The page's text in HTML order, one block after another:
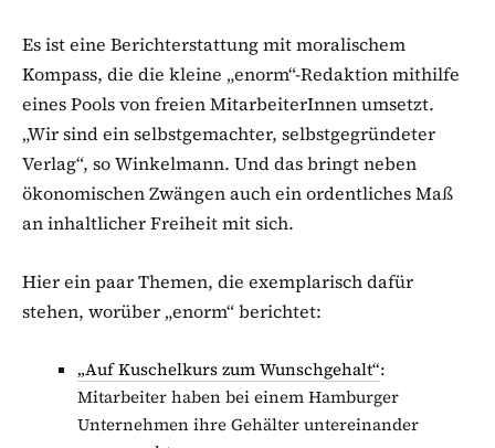
Es ist eine Berichterstattung mit moralischem
Kompass, die die kleine „enorm“-Redaktion mithilfe
eines Pools von freien MitarbeiterInnen umsetzt.
„Wir sind ein selbstgemachter, selbstgegründeter
Verlag“, so Winkelmann. Und das bringt neben
ökonomischen Zwängen auch ein ordentliches Maß
an inhaltlicher Freiheit mit sich.
Hier ein paar Themen, die exemplarisch dafür
stehen, worüber „enorm“ berichtet:
„Auf Kuschelkurs zum Wunschgehalt“:
Mitarbeiter haben bei einem Hamburger
Unternehmen ihre Gehälter untereinander